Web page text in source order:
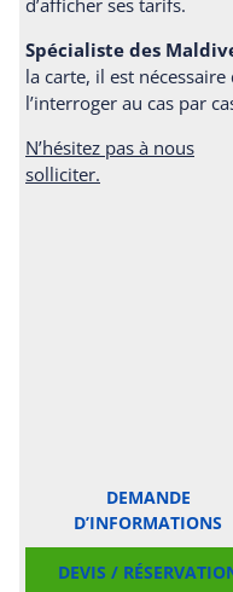
d’afficher ses tarifs.
Spécialiste des
la carte, il est nécessaire
l’interroger au cas par
N’hésitez pas à nous
solliciter.
DEMANDE
D’INFORMATIONS
DEVIS /